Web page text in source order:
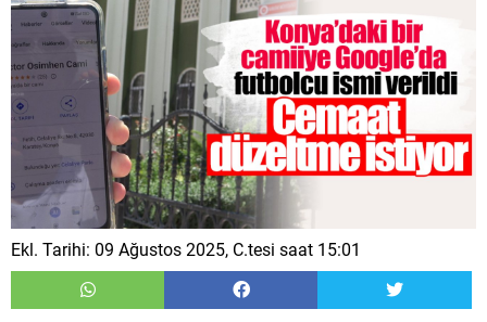
Ekl. Tarihi: 09 Ağustos 2025, C.tesi saat 15:01